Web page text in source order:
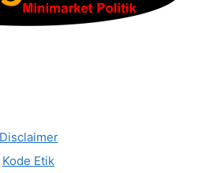
Disclaimer
Kode Etik